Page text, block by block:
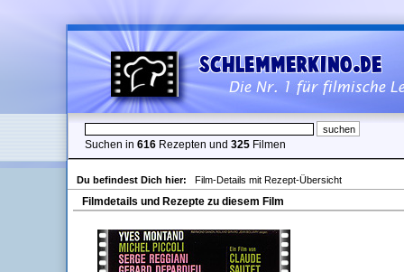
Suchen in 616 Rezepten und 325 Filmen
Du befindest Dich hier: Film-Details mit Rezept-Übersicht
Filmdetails und Rezepte zu diesem Film